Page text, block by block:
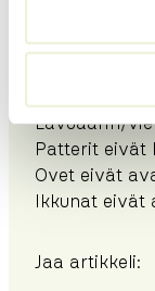
Lavuaarin/
Patterit eivät
Ovet eivät
Ikkunat eivät
Jaa artikkeli: